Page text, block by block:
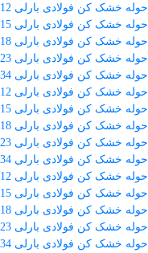
حوله خشک کن فولادی بارلی 12 لول (50×60) سفید
حوله خشک کن فولادی بارلی 15 لول (50×80) سفید
حوله خشک کن فولادی بارلی 18 لول (50×100) سفید
حوله خشک کن فولادی بارلی 23 لول (50×120) سفید
حوله خشک کن فولادی بارلی 34 لول (50×180) سفید
حوله خشک کن فولادی بارلی 12 لول (50×60) مشکی
حوله خشک کن فولادی بارلی 15 لول (50×80) مشکی
حوله خشک کن فولادی بارلی 18 لول (50×100) مشکی
حوله خشک کن فولادی بارلی 23 لول (50×120) مشکی
حوله خشک کن فولادی بارلی 34 لول (50×180) مشکی
حوله خشک کن فولادی بارلی 12 لول (50×60) کروم
حوله خشک کن فولادی بارلی 15 لول (50×80) کروم
حوله خشک کن فولادی بارلی 18 لول (50×100) کروم
حوله خشک کن فولادی بارلی 23 لول (50×120) کروم
حوله خشک کن فولادی بارلی 34 لول (50×180) کروم